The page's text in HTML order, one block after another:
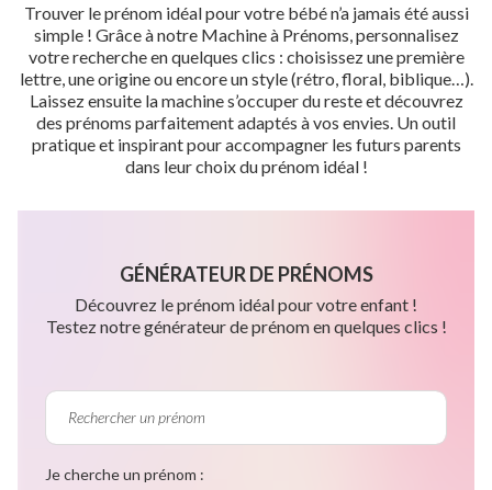
Trouver le prénom idéal pour votre bébé n’a jamais été aussi
simple ! Grâce à notre Machine à Prénoms, personnalisez
votre recherche en quelques clics : choisissez une première
lettre, une origine ou encore un style (rétro, floral, biblique…).
Laissez ensuite la machine s’occuper du reste et découvrez
des prénoms parfaitement adaptés à vos envies. Un outil
pratique et inspirant pour accompagner les futurs parents
dans leur choix du prénom idéal !
GÉNÉRATEUR DE PRÉNOMS
Découvrez le prénom idéal pour votre enfant !
Testez notre générateur de prénom en quelques clics !
Je cherche un prénom :